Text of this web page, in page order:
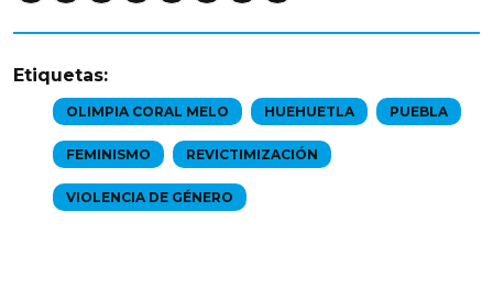
Etiquetas:
OLIMPIA CORAL MELO HUEHUETLA PUEBLA
FEMINISMO REVICTIMIZACIÓN
VIOLENCIA DE GÉNERO